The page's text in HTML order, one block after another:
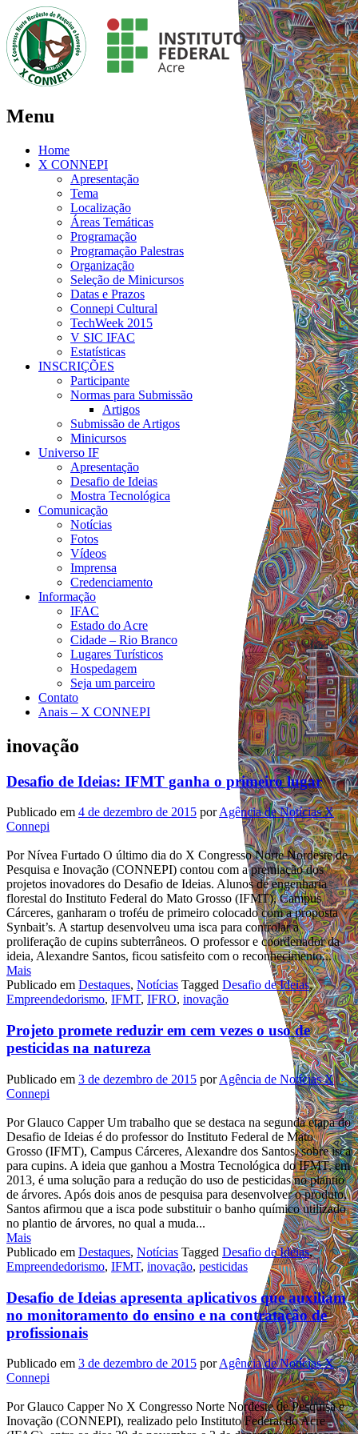
Menu
Home
X CONNEPI
Apresentação
Tema
Localização
Áreas Temáticas
Programação
Programação Palestras
Organização
Seleção de Minicursos
Datas e Prazos
Connepi Cultural
TechWeek 2015
V SIC IFAC
Estatísticas
INSCRIÇÕES
Participante
Normas para Submissão
Artigos
Submissão de Artigos
Minicursos
Universo IF
Apresentação
Desafio de Ideias
Mostra Tecnológica
Comunicação
Notícias
Fotos
Vídeos
Imprensa
Credenciamento
Informação
IFAC
Estado do Acre
Cidade – Rio Branco
Lugares Turísticos
Hospedagem
Seja um parceiro
Contato
Anais – X CONNEPI
inovação
Desafio de Ideias: IFMT ganha o primeiro lugar
Publicado em 4 de dezembro de 2015 porAgência de Notícias X
Connepi
Por Nívea Furtado O último dia do X Congresso Norte Nordeste de
Pesquisa e Inovação (CONNEPI) contou com a premiação dos
projetos inovadores do Desafio de Ideias. Alunos de engenharia
florestal do Instituto Federal do Mato Grosso (IFMT), Campus
Cárceres, ganharam o troféu de primeiro colocado com a proposta
Synbait’s. A startup desenvolveu uma isca para controlar a
proliferação de cupins subterrâneos. O professor e coordenador da
ideia, Alexandre Santos, ficou satisfeito com o reconhecimento...
Mais
Publicado em Destaques, Notícias Tagged Desafio de Ideias,
Empreendedorismo, IFMT, IFRO, inovação
Projeto promete reduzir em cem vezes o uso de
pesticidas na natureza
Publicado em 3 de dezembro de 2015 porAgência de Notícias X
Connepi
Por Glauco Capper Um trabalho que se destaca na segunda etapa do
Desafio de Ideias é do professor do Instituto Federal de Mato
Grosso (IFMT), Campus Cárceres, Alexandre dos Santos, sobre isca
para cupins. A ideia que ganhou a Mostra Tecnológica do IFMT, em
2013, é uma solução para a redução do uso de pesticidas no plantio
de árvores. Após dois anos de pesquisa para desenvolver o produto,
Santos afirmou que a isca pode substituir o banho químico utilizado
no plantio de árvores, no qual a muda...
Mais
Publicado em Destaques, Notícias Tagged Desafio de Ideias,
Empreendedorismo, IFMT, inovação, pesticidas
Desafio de Ideias apresenta aplicativos que auxiliam
no monitoramento do ensino e na contratação de
profissionais
Publicado em 3 de dezembro de 2015 porAgência de Notícias X
Connepi
Por Glauco Capper No X Congresso Norte Nordeste de Pesquisa e
Inovação (CONNEPI), realizado pelo Instituto Federal do Acre